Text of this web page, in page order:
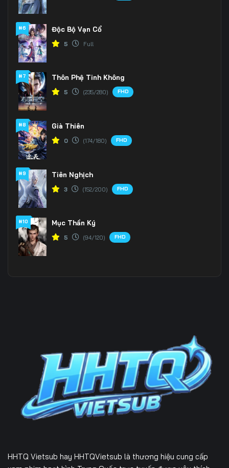
#6 Độc Bộ Vạn Cổ
5 Full
#7 Thôn Phệ Tinh Không
5 (235/280) FHD
#8 Già Thiên
0 (174/180) FHD
#9 Tiên Nghịch
3 (152/200) FHD
#10 Mục Thần Ký
5 (94/120) FHD
HHTQ Vietsub hay HHTQVietsub là thương hiệu cung cấp